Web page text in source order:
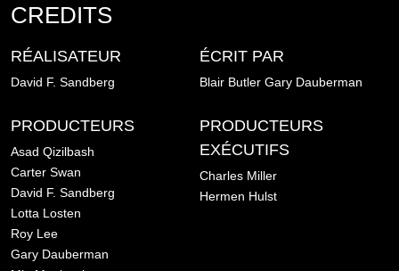
CREDITS
RÉALISATEUR
David F. Sandberg
ÉCRIT PAR
Blair Butler Gary Dauberman
PRODUCTEURS
Asad Qizilbash
Carter Swan
David F. Sandberg
Lotta Losten
Roy Lee
Gary Dauberman
PRODUCTEURS
EXÉCUTIFS
Charles Miller
Hermen Hulst